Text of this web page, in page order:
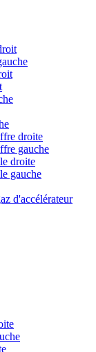
droite
gauche
droite
gauche
d'accélérateur